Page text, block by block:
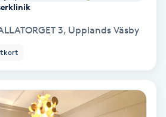
3, Upplands Väsby